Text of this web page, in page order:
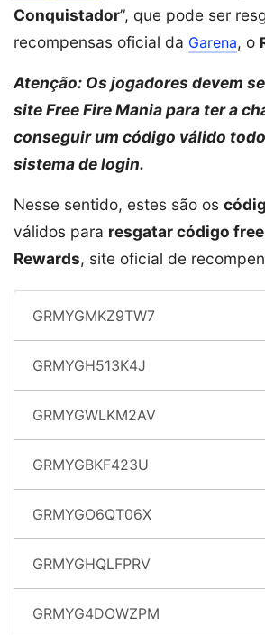
Conquistador”, que pode ser
recompensas oficial da Garena, o
Atenção: Os jogadores devem
site Free Fire Mania para ter a
conseguir um código válido
sistema de login.
Nesse sentido, estes são os
válidos para resgatar código
Rewards, site oficial de
GRMYGMKZ9TW7
GRMYGH513K4J
GRMYGWLKM2AV
GRMYGBKF423U
GRMYGO6QT06X
GRMYGHQLFPRV
GRMYG4DOWZPM